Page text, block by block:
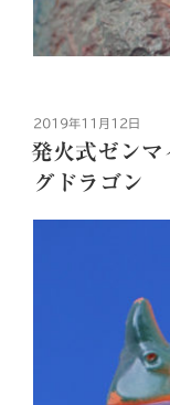
投
稿
日:
2019年11月12日
発火式ゼン
グドラゴン